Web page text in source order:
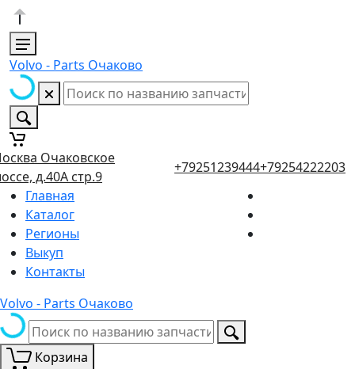
Volvo - Parts Очаково
Очаковское
д.40А стр.9
+79251239444+79254222203
Главная
Каталог
Регионы
Выкуп
Контакты
Volvo - Parts Очаково
Корзина